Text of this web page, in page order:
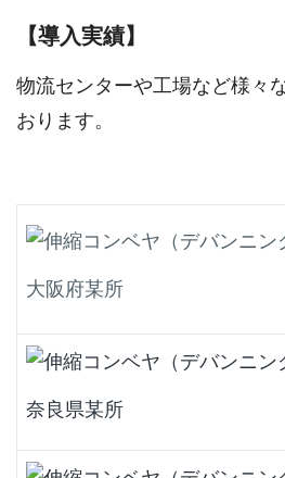
【導入実績】
物流センターや工場など様々
おります。
大阪府某所
奈良県某所